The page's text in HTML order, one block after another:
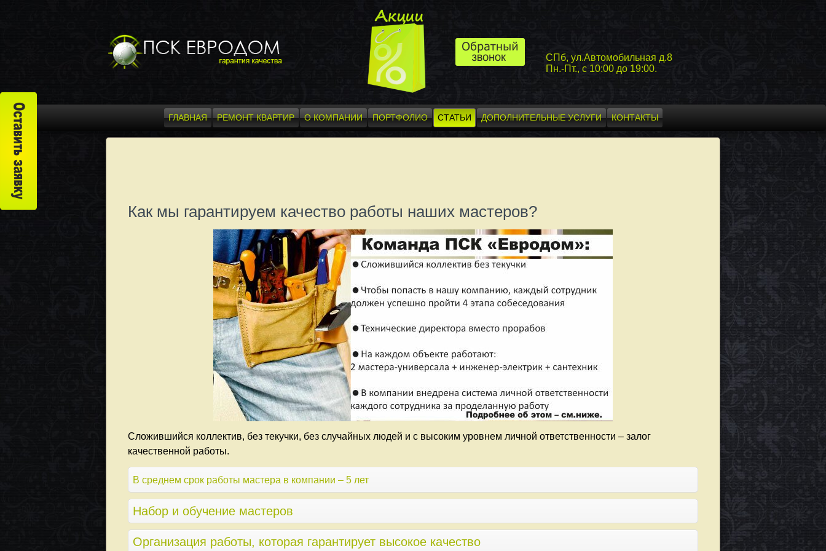
СПб, ул.Автомобильная д.8
Пн.-Пт., с 10:00 до 19:00.
ГЛАВНАЯ РЕМОНТ КВАРТИР О КОМПАНИИ ПОРТФОЛИО СТАТЬИ ДОПОЛНИТЕЛЬНЫЕ УСЛУГИ КОНТАКТЫ
Как мы гарантируем качество работы наших мастеров?
Сложившийся коллектив, без текучки, без случайных людей и с высоким уровнем личной ответственности – залог
качественной работы.
В среднем срок работы мастера в компании – 5 лет
Набор и обучение мастеров
Организация работы, которая гарантирует высокое качество